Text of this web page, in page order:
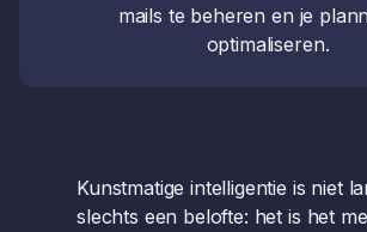
mails te beheren en je
optimaliseren.
Kunstmatige intelligentie is niet
slechts een belofte: het is het